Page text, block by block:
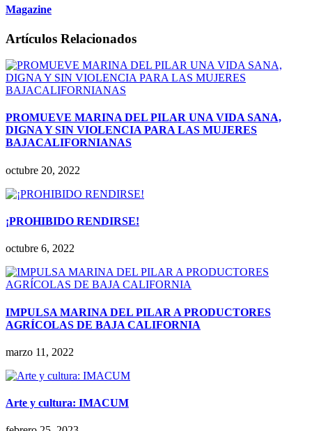
Magazine
Artículos Relacionados
PROMUEVE MARINA DEL PILAR UNA VIDA SANA,
DIGNA Y SIN VIOLENCIA PARA LAS MUJERES
BAJACALIFORNIANAS
octubre 20, 2022
¡PROHIBIDO RENDIRSE!
octubre 6, 2022
IMPULSA MARINA DEL PILAR A PRODUCTORES
AGRÍCOLAS DE BAJA CALIFORNIA
marzo 11, 2022
Arte y cultura: IMACUM